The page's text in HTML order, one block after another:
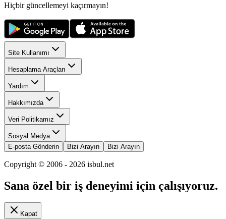
Hiçbir güncellemeyi kaçırmayın!
Site Kullanımı
Hesaplama Araçları
Yardım
Hakkımızda
Veri Politikamız
Sosyal Medya
E-posta Gönderin
Bizi Arayın Bizi Arayın
Copyright © 2006 - 2026 isbul.net
Sana özel bir iş deneyimi için çalışıyoruz.
Kapat